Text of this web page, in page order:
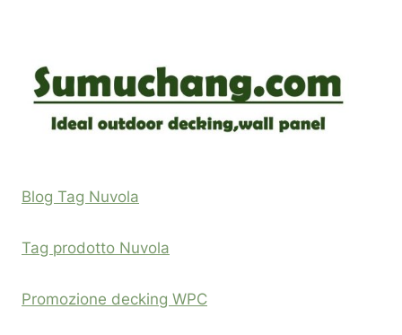
Blog Tag Nuvola
Tag prodotto Nuvola
Promozione decking WPC